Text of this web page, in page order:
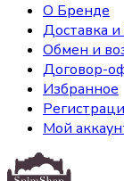
О Бренде
Доставка и
Обмен и
Договор-
Избранное
Мой